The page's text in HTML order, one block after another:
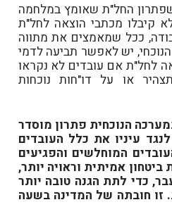
שפתרון החל"ת שאומץ במלחמה
קיבלו מכתבי הוצאה לחל"ת
ככל שמאמצים את מתווה
יש לאפשר תביעה לדמי
לחל"ת אם עובדים לא נקראו
או על דו"חות נוכחות
הנוכחית פתרון מוסדר
עיניו את כלל העובדים
המוחלשים והפגיעים
אמיתית וראויה יותר,
כדי לתת הגנה טובה יותר
זו חובתה של המדינה בשעה